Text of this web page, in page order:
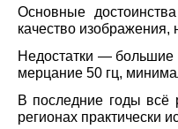
Основные
качество изображения,
Недостатки — большие
мерцание 50 гц,
В последние годы всё
регионах практически